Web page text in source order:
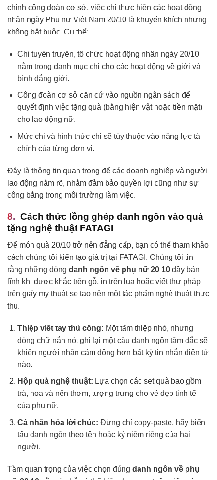
chính công đoàn cơ sở, việc chi thực hiện các hoạt động
nhân ngày Phụ nữ Việt Nam 20/10 là khuyến khích nhưng
không bắt buộc. Cụ thể:
Chi tuyên truyền, tổ chức hoạt động nhân ngày 20/10
nằm trong danh mục chi cho các hoạt động về giới và
bình đẳng giới.
Công đoàn cơ sở căn cứ vào nguồn ngân sách để
quyết định việc tặng quà (bằng hiện vật hoặc tiền mặt)
cho lao động nữ.
Mức chi và hình thức chi sẽ tùy thuộc vào năng lực tài
chính của từng đơn vị.
Đây là thông tin quan trọng để các doanh nghiệp và người
lao động nắm rõ, nhằm đảm bảo quyền lợi cũng như sự
công bằng trong môi trường làm việc.
Cách thức lồng ghép danh ngôn vào quà
tặng nghệ thuật FATAGI
Để món quà 20/10 trở nên đẳng cấp, bạn có thể tham khảo
cách chúng tôi kiến tạo giá trị tại FATAGI. Chúng tôi tin
rằng những dòng danh ngôn về phụ nữ 20 10 đầy bản
lĩnh khi được khắc trên gỗ, in trên lụa hoặc viết thư pháp
trên giấy mỹ thuật sẽ tạo nên một tác phẩm nghệ thuật thực
thụ.
Thiệp viết tay thủ công: Một tấm thiệp nhỏ, nhưng
dòng chữ nắn nót ghi lại một câu danh ngôn tâm đắc sẽ
khiến người nhận cảm động hơn bất kỳ tin nhắn điện tử
nào.
Hộp quà nghệ thuật: Lựa chọn các set quà bao gồm
trà, hoa và nến thơm, tượng trưng cho vẻ đẹp tinh tế
của phụ nữ.
Cá nhân hóa lời chúc: Đừng chỉ copy-paste, hãy biến
tấu danh ngôn theo tên hoặc kỷ niệm riêng của hai
người.
Tầm quan trọng của việc chọn đúng danh ngôn về phụ